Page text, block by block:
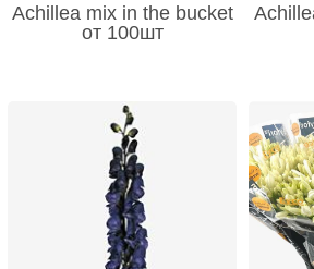
Achillea mix in the bucket
от 100шт